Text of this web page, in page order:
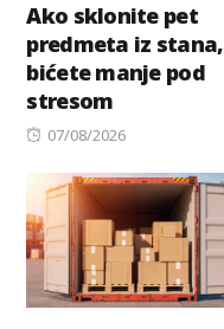
Ako sklonite pet
predmeta iz stana,
bićete manje pod
stresom
Posted
07/08/2026